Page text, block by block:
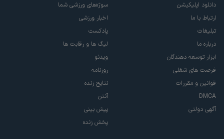
دانلود اپلیکیشن
ارتباط با ما
تبلیغات
درباره ما
ابزار توسعه دهندگان
فرصت های شغلی
قوانین و مقررات
DMCA
آگهی دولتی
سوژه‌های ورزشی شما
اخبار ورزشی
پادکست
لیگ ها و رقابت ها
ویدئو
روزنامه
نتایج زنده
آنتن
پیش بینی
پخش زنده